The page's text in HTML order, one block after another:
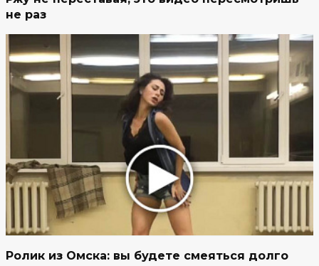
не раз
Ролик из Омска: вы будете смеяться долго